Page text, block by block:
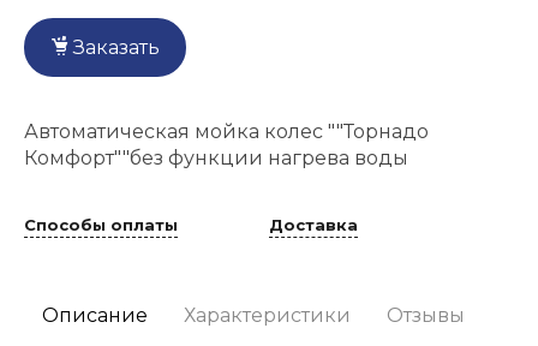
Заказать
Автоматическая мойка колес ""Торнадо
Комфорт""без функции нагрева воды
Способы оплаты Доставка
Описание Характеристики Отзывы